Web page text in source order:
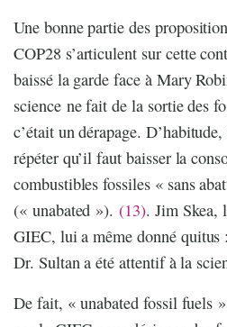
Une bonne partie des
COP28 s’articulent sur cette
baissé la garde face à Mary
science ne fait de la sortie des
c’était un dérapage.
répéter qu’il faut baisser la
combustibles fossiles « sans
(« unabated »). (13). Jim Skea,
GIEC, lui a même donné quitus
Dr. Sultan a été attentif à la
De fait, « unabated fossil fuels